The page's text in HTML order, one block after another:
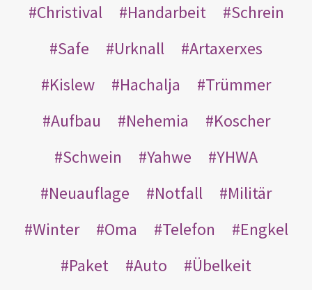
Christival Handarbeit
Schrein
Safe
Urknall
Artaxerxes
Kislew
Hachalja
Trümmer
Aufbau
Nehemia
Koscher
Schwein
Yahwe
YHWA
Neuauflage
Notfall
Militär
Winter
Oma Telefon
Engkel
Paket
Auto
Übelkeit